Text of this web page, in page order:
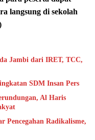
langsung di sekolah
Jambi dari IRET, TCC,
SDM Insan Pers
Al Haris
Pencegahan Radikalisme,